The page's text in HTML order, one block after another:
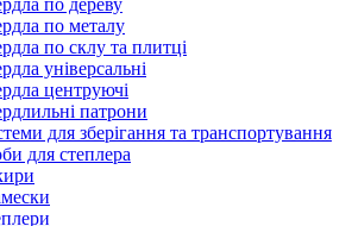
по дереву
по металу
по склу та плитці
універсальні
центруючі
патрони
для зберігання та транспортування
для степлера